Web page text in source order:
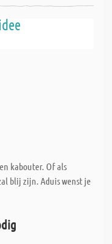
kabouter. Of als
blij zijn. Aduis wenst je